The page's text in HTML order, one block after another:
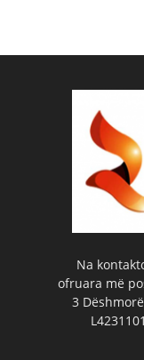
Na
ofruara më
3